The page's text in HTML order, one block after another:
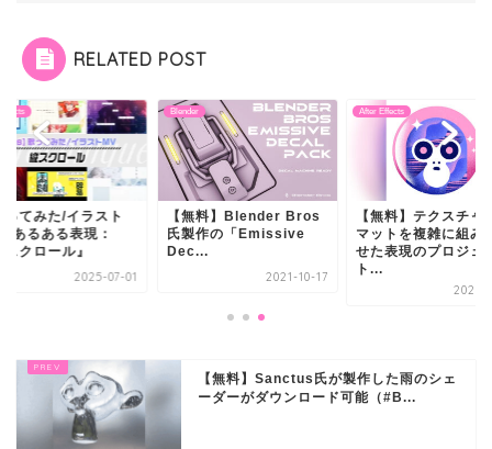
RELATED POST
ってみた/イラスト
あるある表現：
スクロール』
2025-07-01
Blender
【無料】Blender Bros
氏製作の「Emissive
Dec...
2021-10-17
After Effects
【無料】テクスチャ
マットを複雑に組み
せた表現のプロジェ
ト...
2021-
【無料】Sanctus氏が製作した雨のシェ
ーダーがダウンロード可能（#B...